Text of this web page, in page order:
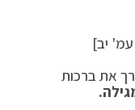
יב]
את ברכות